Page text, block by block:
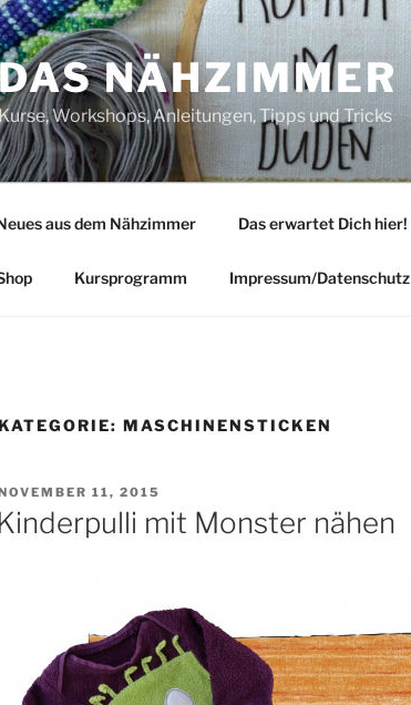
NÄHZIMMER
Workshops, Anleitungen, Tipps und Tricks
aus dem Nähzimmer Das erwartet Dich hier!
Kursprogramm Impressum/Datenschutz
MASCHINENSTICKEN
AM
11, 2015
mit Monster nähen